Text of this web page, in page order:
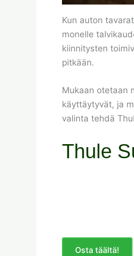
Kun auton
monelle
kiinnitysten
pitkään.
Mukaan otetaan
käyttäytyvät, ja
valinta tehdä
Thule
Osta täältä!